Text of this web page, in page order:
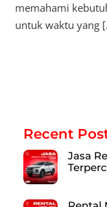
memahami
untuk waktu yang
Recent
Jasa